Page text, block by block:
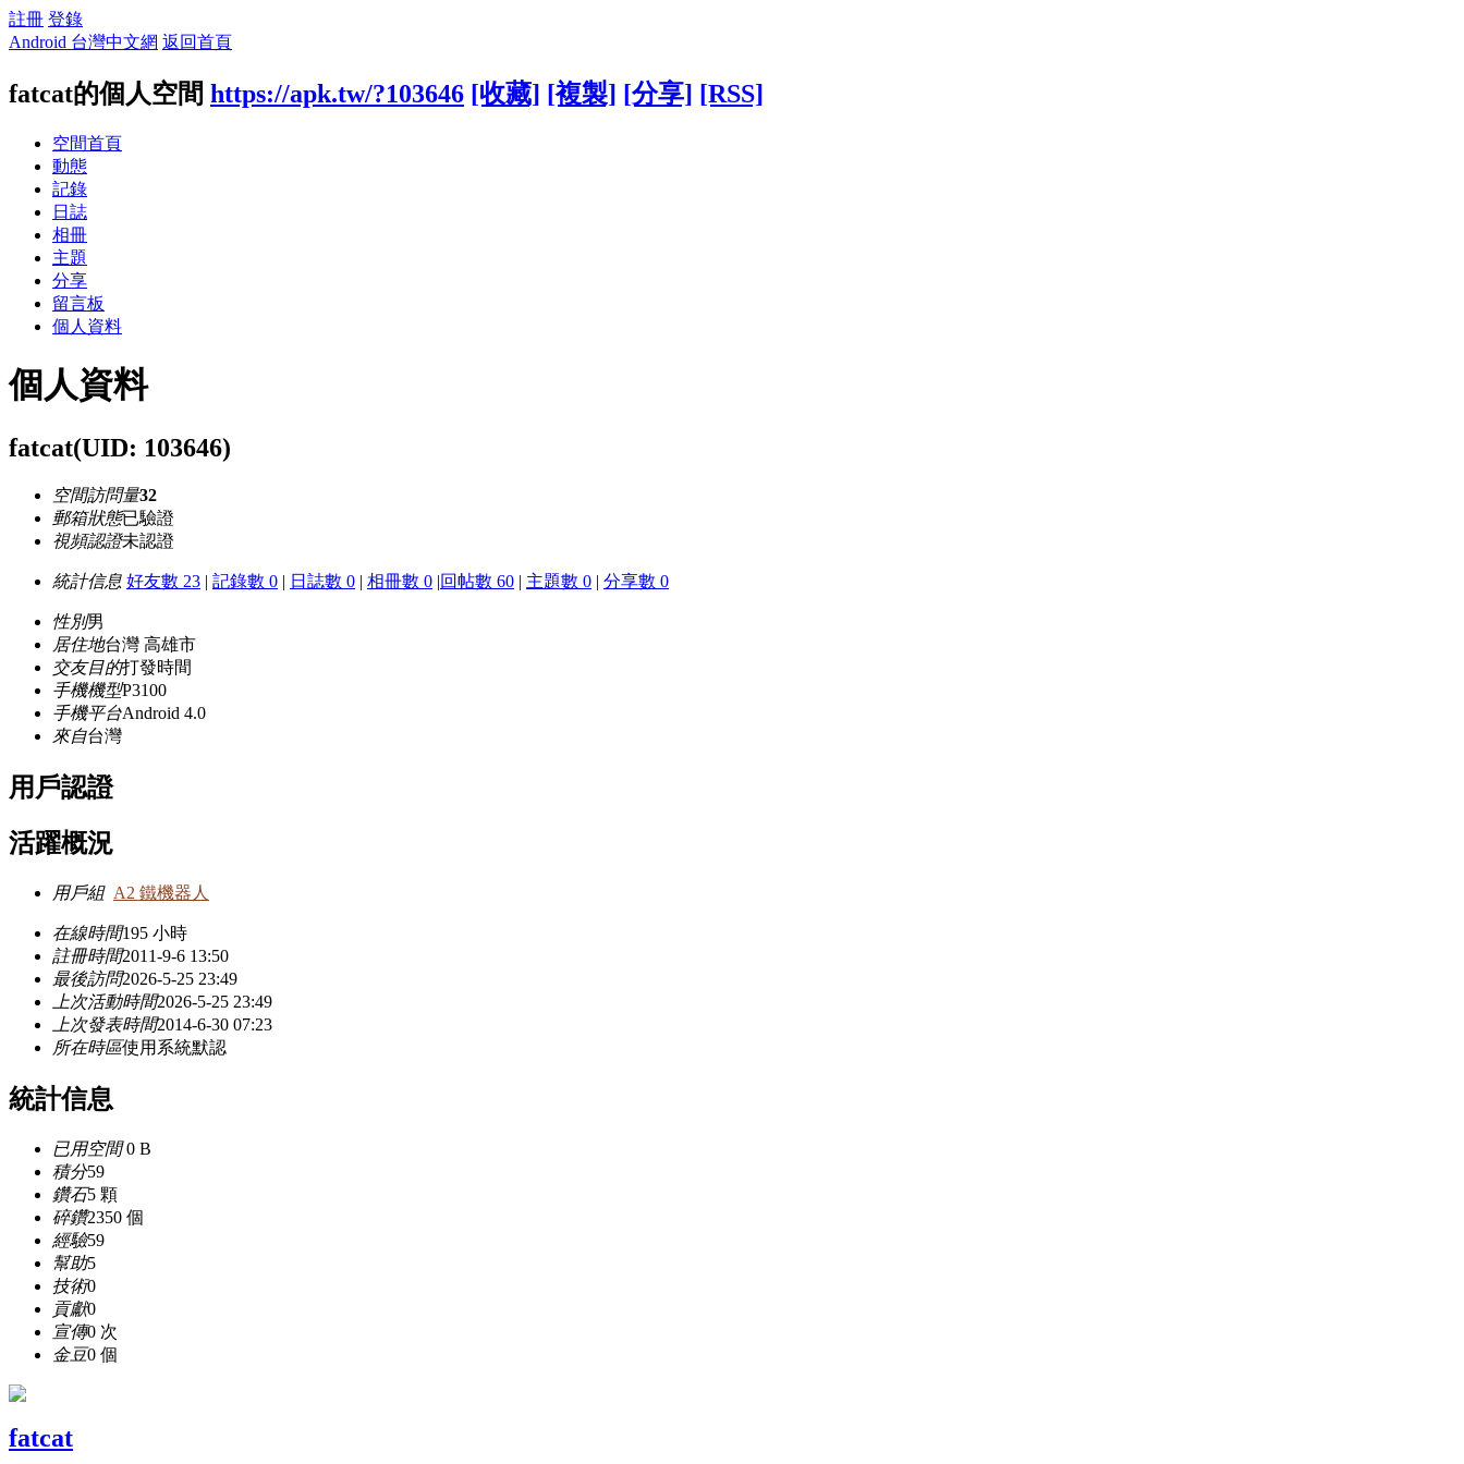
註冊 登錄
Android 台灣中文網 返回首頁
fatcat的個人空間 https://apk.tw/?103646 [收藏] [複製] [分享] [RSS]
空間首頁
動態
記錄
日誌
相冊
主題
分享
留言板
個人資料
個人資料
fatcat(UID: 103646)
空間訪問量32
郵箱狀態已驗證
視頻認證未認證
統計信息 好友數 23 | 記錄數 0 | 日誌數 0 | 相冊數 0 |回帖數 60 | 主題數 0 | 分享數 0
性別男
居住地台灣 高雄市
交友目的打發時間
手機機型P3100
手機平台Android 4.0
來自台灣
用戶認證
活躍概況
用戶組 A2 鐵機器人
在線時間195 小時
註冊時間2011-9-6 13:50
最後訪問2026-5-25 23:49
上次活動時間2026-5-25 23:49
上次發表時間2014-6-30 07:23
所在時區使用系統默認
統計信息
已用空間0 B
積分59
鑽石5 顆
碎鑽2350 個
經驗59
幫助5
技術0
貢獻0
宣傳0 次
金豆0 個
fatcat